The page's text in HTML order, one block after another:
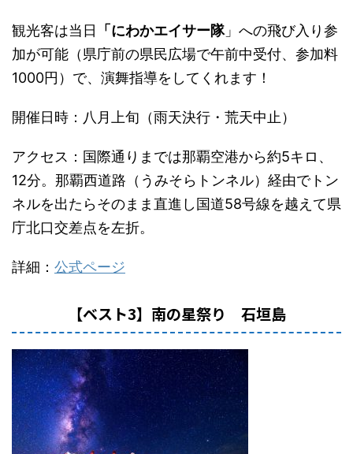
観光客は当日 「にわかエイサー隊」への飛び入り参
加が可能（県庁前の県民広場で午前中受付、参加料
1000円）で、演舞指導をしてくれます！
開催日時：八月上旬（雨天決行・荒天中止）
アクセス：国際通りまでは那覇空港から約5キロ、
12分。那覇西道路（うみそらトンネル）経由でトン
ネルを出たらそのまま直進し国道58号線を越えて県
庁北口交差点を左折。
詳細： 公式ページ
【ベスト3】南の星祭り 石垣島